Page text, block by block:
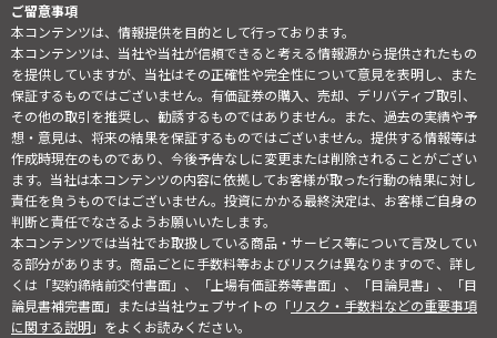
ご留意事項
本コンテンツは、情報提供を目的として行っております。
本コンテンツは、当社や当社が信頼できると考える情報源から提供されたもの
を提供していますが、当社はその正確性や完全性について意見を表明し、また
保証するものではございません。有価証券の購入、売却、デリバティブ取引、
その他の取引を推奨し、勧誘するものではありません。また、過去の実績や予
想・意見は、将来の結果を保証するものではございません。提供する情報等は
作成時現在のものであり、今後予告なしに変更または削除されることがござい
ます。当社は本コンテンツの内容に依拠してお客様が取った行動の結果に対し
責任を負うものではございません。投資にかかる最終決定は、お客様ご自身の
判断と責任でなさるようお願いいたします。
本コンテンツでは当社でお取扱している商品・サービス等について言及してい
る部分があります。商品ごとに手数料等およびリスクは異なりますので、詳し
くは「契約締結前交付書面」、「上場有価証券等書面」、「目論見書」、「目
論見書補完書面」または当社ウェブサイトの「リスク・手数料などの重要事項
に関する説明」をよくお読みください。